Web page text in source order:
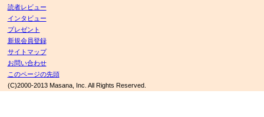
読者レビュー
インタビュー
プレゼント
新規会員登録
サイトマップ
お問い合わせ
このページの先頭
(C)2000-2013 Masana, Inc. All Rights Reserved.